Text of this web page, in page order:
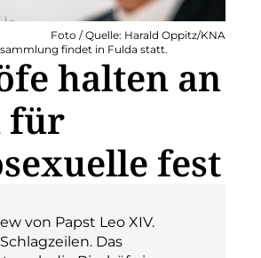
findet in Fulda statt.
Foto / Quelle: Harald Oppitz/KNA
halten an
für
fest
von Papst Leo XIV.
Das